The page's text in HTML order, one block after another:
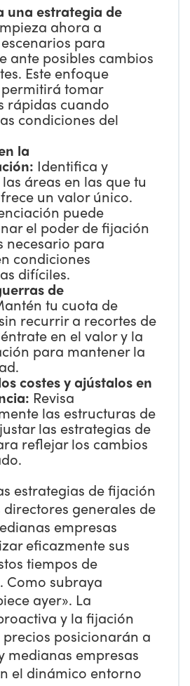
una estrategia de
ahora a
para
ante posibles cambios
Este enfoque
tomar
rápidas cuando
condiciones del
la
Identifica y
áreas en las que tu
un valor único.
puede
el poder de fijación
necesario para
condiciones
difíciles.
de
tu cuota de
recurrir a recortes de
en el valor y la
para mantener la
costes y ajústalos en
Revisa
las estructuras de
las estrategias de
reflejar los cambios
estrategias de fijación
directores generales de
empresas
eficazmente sus
tiempos de
Como subraya
ayer». La
y la fijación
posicionarán a
medianas empresas
el dinámico entorno